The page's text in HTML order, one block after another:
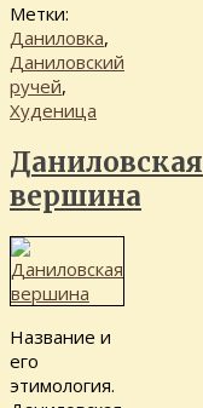
Метки:
Даниловка,
Даниловский
ручей,
Худеница
Даниловская
вершина
Название и
его
этимология.